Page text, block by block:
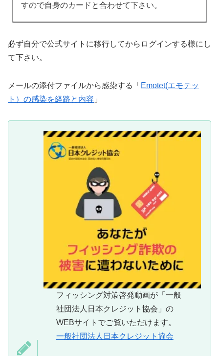
すので自身のカードと合わせて下さい。
必ず自分で公式サイトに移行してからログインする様にし
て下さい。
メールの添付ファイルから感染する「 Emotet(エモテッ
ト）の感染を経路と内容 」
フィッシング対策啓発動画が「一般
社団法人日本クレジット協会」の
WEBサイトでご覧いただけます。
一般社団法人日本クレジット協会